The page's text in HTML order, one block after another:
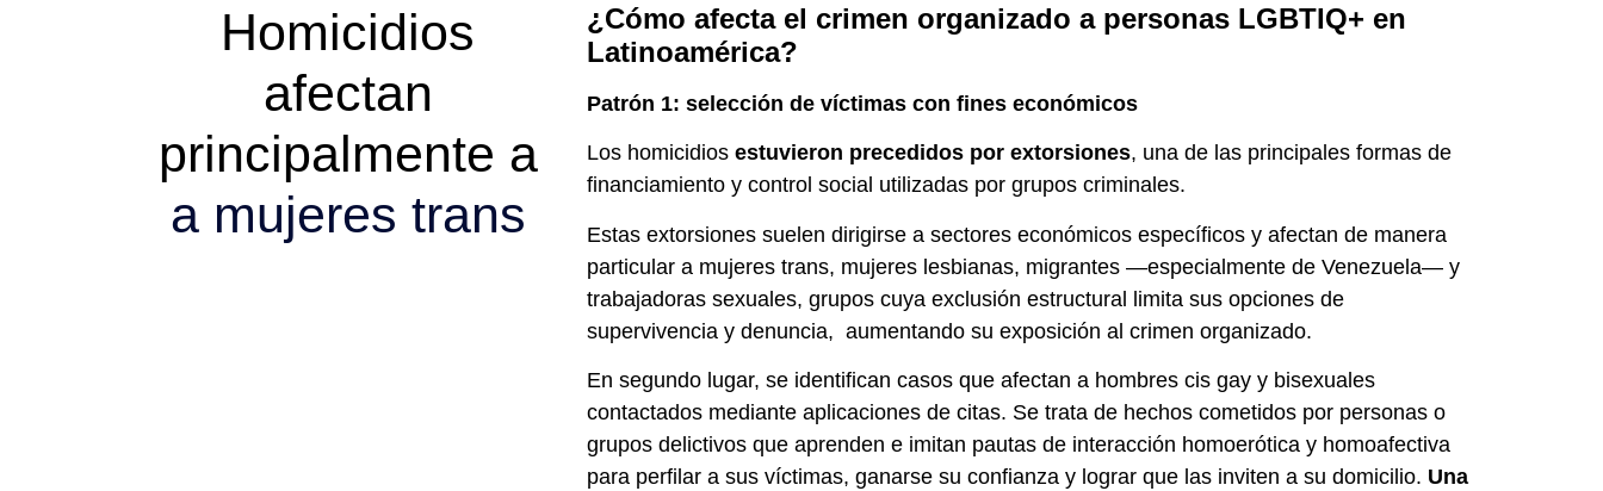
Homicidios
afectan
principalmente a
a mujeres trans
¿Cómo afecta el crimen organizado a personas LGBTIQ+ en
Latinoamérica?
Patrón 1: selección de víctimas con fines económicos
Los homicidios estuvieron precedidos por extorsiones, una de las principales formas de
financiamiento y control social utilizadas por grupos criminales.
Estas extorsiones suelen dirigirse a sectores económicos específicos y afectan de manera
particular a mujeres trans, mujeres lesbianas, migrantes —especialmente de Venezuela— y
trabajadoras sexuales, grupos cuya exclusión estructural limita sus opciones de
supervivencia y denuncia, aumentando su exposición al crimen organizado.
En segundo lugar, se identifican casos que afectan a hombres cis gay y bisexuales
contactados mediante aplicaciones de citas. Se trata de hechos cometidos por personas o
grupos delictivos que aprenden e imitan pautas de interacción homoerótica y homoafectiva
para perfilar a sus víctimas, ganarse su confianza y lograr que las inviten a su domicilio. Una